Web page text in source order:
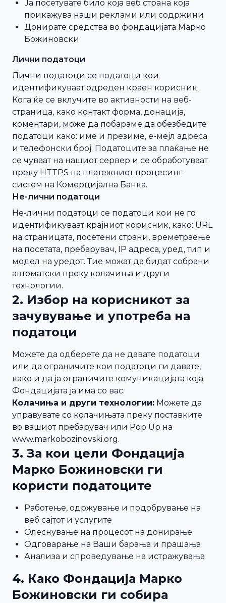
Ја посетувате било која веб страна која
прикажува наши реклами или содржини
Донирате средства во фондацијата Марко
Божиновски
Лични податоци
Лични податоци се податоци кои
идентификуваат одреден краен корисник.
Кога ќе се вклучите во активности на веб-
страница, како контакт форма, донација,
коментари, може да побараме да обезбедите
податоци како: име и презиме, е-мејл адреса
и телефонски број. Податоците за плаќање не
се чуваат на нашиот сервер и се обработуваат
преку HTTPS на платежниот процесинг
систем на Комерцијална Банка.
Не-лични податоци
Не-лични податоци се податоци кои не го
идентификуваат крајниот корисник, како: URL
на страницата, посетени страни, времетраење
на посетата, пребарувач, IP адреса, уред, тип и
модел на уредот. Тие можат да бидат собрани
автоматски преку колачиња и други
технологии.
2. Избор на корисникот за
зачувување и употреба на
податоци
Можете да одберете да не давате податоци
или да ограничите кои податоци ги давате,
како и да ја ограничите комуникацијата која
Фондацијата ја има со вас.
Колачиња и други технологии: Можете да
управувате со колачињата преку поставките
во вашиот пребарувач или Pop Up на
www.markobozinovski.org.
3. За кои цели Фондација
Марко Божиновски ги
користи податоците
Работење, одржување и подобрување на
веб сајтот и услугите
Олеснување на процесот на донирање
Одговарање на Ваши барања и прашања
Анализа и спроведување на истражувања
4. Како Фондација Марко
Божиновски ги собира